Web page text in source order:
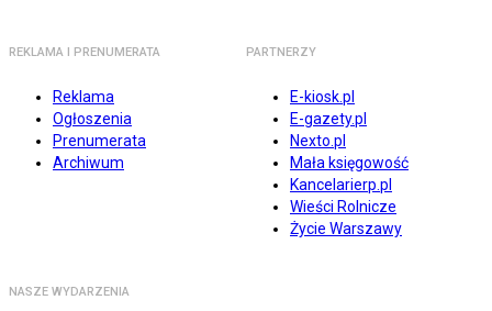
REKLAMA I PRENUMERATA
Reklama
Ogłoszenia
Prenumerata
Archiwum
PARTNERZY
E-kiosk.pl
E-gazety.pl
Nexto.pl
Mała księgowość
Kancelarierp.pl
Wieści Rolnicze
Życie Warszawy
NASZE WYDARZENIA